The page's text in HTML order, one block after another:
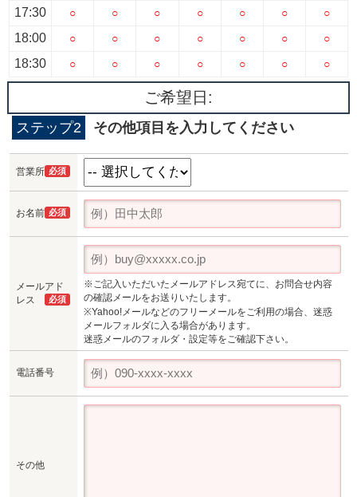
17:30
18:00
18:30
○
○
○
○
○
○
○
○
○
○
○
○
○
○
○
○
○
○
○
○
○
ご希望日:
ステップ2 その他項目を入力してください
営業所 必須
お名前 必須
メールアド
レス
必須
※ご記入いただいたメールアドレス宛てに、お問合せ内容
の確認メールをお送りいたします。
※Yahoo!メールなどのフリーメールをご利用の場合、迷惑
メールフォルダに入る場合があります。
迷惑メールのフォルダ・設定等をご確認下さい。
電話番号
その他